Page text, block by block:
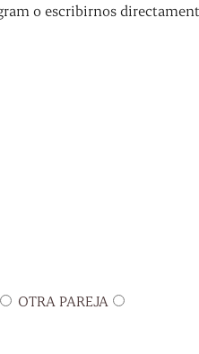
o escribirnos
OTRA PAREJA